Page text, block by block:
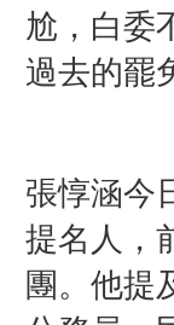
尬，白委
過去的罷
張惇涵今
提名人，
團。 他提